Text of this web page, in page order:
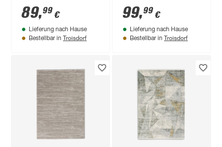
89,99 €
Lieferung nach Hause
Bestellbar in Troisdorf
99,99 €
Lieferung nach Hause
Bestellbar in Troisdorf